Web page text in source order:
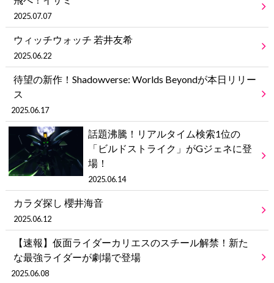
2025.07.07
ウィッチウォッチ 若井友希
2025.06.22
待望の新作！Shadowverse: Worlds Beyondが本日リリー
ス
2025.06.17
話題沸騰！リアルタイム検索1位の
「ビルドストライク」がGジェネに登
場！
2025.06.14
カラダ探し 櫻井海音
2025.06.12
【速報】仮面ライダーカリエスのスチール解禁！新た
な最強ライダーが劇場で登場
2025.06.08